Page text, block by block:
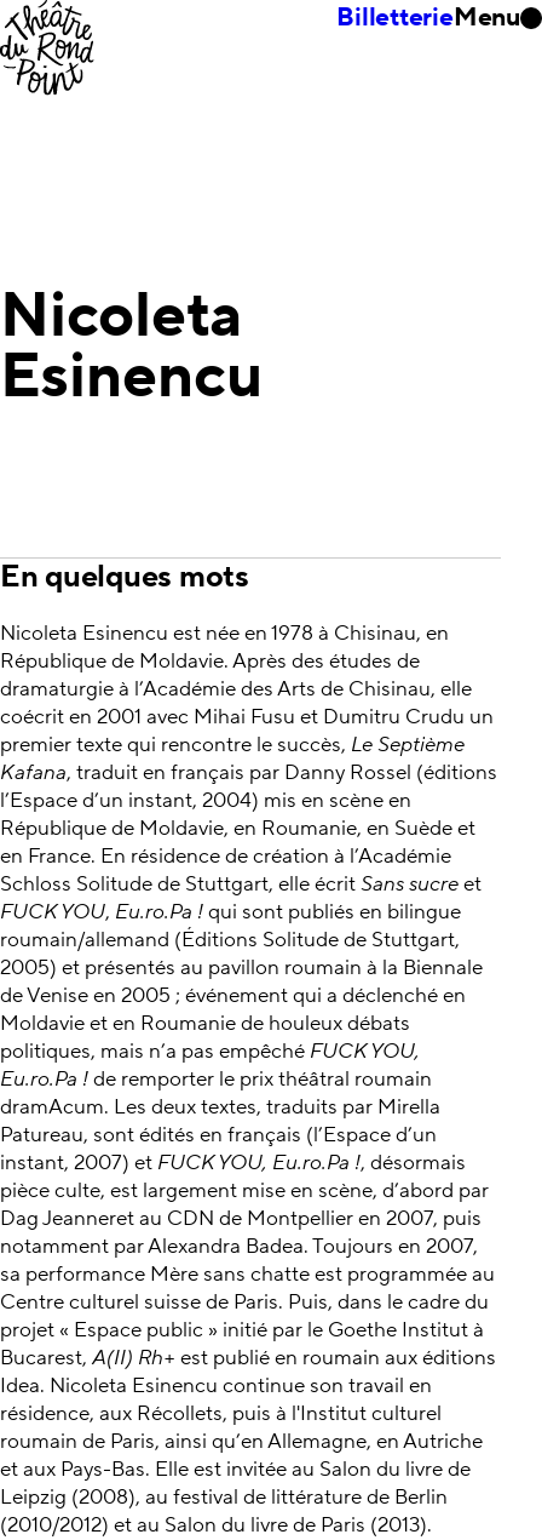
BilletterieMenu
Nicoleta
Esinencu
En quelques mots
Nicoleta Esinencu est née en 1978 à Chisinau, en
République de Moldavie. Après des études de
dramaturgie à l’Académie des Arts de Chisinau, elle
coécrit en 2001 avec Mihai Fusu et Dumitru Crudu un
premier texte qui rencontre le succès, Le Septième
Kafana, traduit en français par Danny Rossel (éditions
l’Espace d’un instant, 2004) mis en scène en
République de Moldavie, en Roumanie, en Suède et
en France. En résidence de création à l’Académie
Schloss Solitude de Stuttgart, elle écritSans sucreet
FUCK YOU, Eu.ro.Pa !qui sont publiés en bilingue
roumain/allemand (Éditions Solitude de Stuttgart,
2005) et présentés au pavillon roumain à la Biennale
de Venise en 2005 ; événement qui a déclenché en
Moldavie et en Roumanie de houleux débats
politiques, mais n’a pas empêché FUCK YOU,
Eu.ro.Pa !de remporter le prix théâtral roumain
dramAcum. Les deux textes, traduits par Mirella
Patureau, sont édités en français (l’Espace d’un
instant, 2007) et FUCK YOU, Eu.ro.Pa !, désormais
pièce culte, est largement mise en scène, d’abord par
Dag Jeanneret au CDN de Montpellier en 2007, puis
notamment par Alexandra Badea. Toujours en 2007,
sa performance Mère sans chatte est programmée au
Centre culturel suisse de Paris. Puis, dans le cadre du
projet « Espace public » initié par le Goethe Institut à
Bucarest,A(II) Rh+ est publié en roumain aux éditions
Idea. Nicoleta Esinencu continue son travail en
résidence, aux Récollets, puis à l'Institut culturel
roumain de Paris, ainsi qu’en Allemagne, en Autriche
et aux Pays-Bas. Elle est invitée au Salon du livre de
Leipzig (2008), au festival de littérature de Berlin
(2010/2012) et au Salon du livre de Paris (2013).